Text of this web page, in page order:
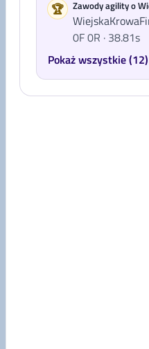
🏆 Zawody agility o
0F 0R · 38.81s
Pokaż wszystkie (12)